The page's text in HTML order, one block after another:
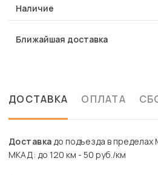
Наличие
Ближайшая доставка
ДОСТАВКА ОПЛАТА
Доставкадо подъезда в
МКАД: до 120 км - 50 руб./км